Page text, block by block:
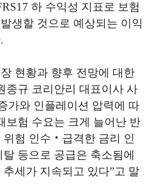
하 수익성 지표로 보험
생할 것으로 예상되는 이익
현황과 향후 전망에 대한
종규 코리안리 대표이사 사
가와 인플레이션 압력에 따
보험 수요는 크게 늘어난 반
위험 인수‧급격한 금리 인
등으로 공급은 축소됨에
세가 지속되고 있다”고 말